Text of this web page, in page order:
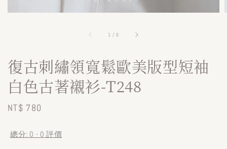
1 / 6
復古刺繡領寬鬆歐美版型短袖
白色古著襯衫-T248
Regular
NT$ 780
總分: 0 - 0 評價